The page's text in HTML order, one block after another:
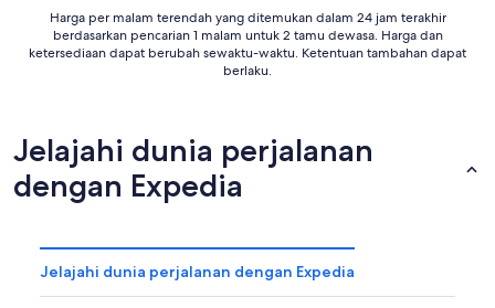
Harga per malam terendah yang ditemukan dalam 24 jam terakhir
berdasarkan pencarian 1 malam untuk 2 tamu dewasa. Harga dan
ketersediaan dapat berubah sewaktu-waktu. Ketentuan tambahan dapat
berlaku.
Jelajahi dunia perjalanan
dengan Expedia
Jelajahi dunia perjalanan dengan Expedia